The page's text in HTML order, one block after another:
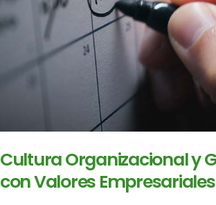
Cultura Organizacional y
con Valores Empresariales